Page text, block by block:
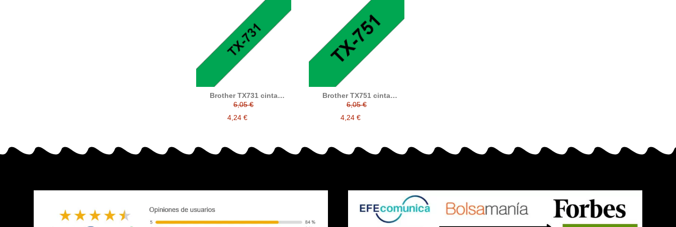
Brother TX731 cinta
laminada compatible
6,05 €
4,24 €
Brother TX751 cinta
laminada compatible
6,05 €
4,24 €